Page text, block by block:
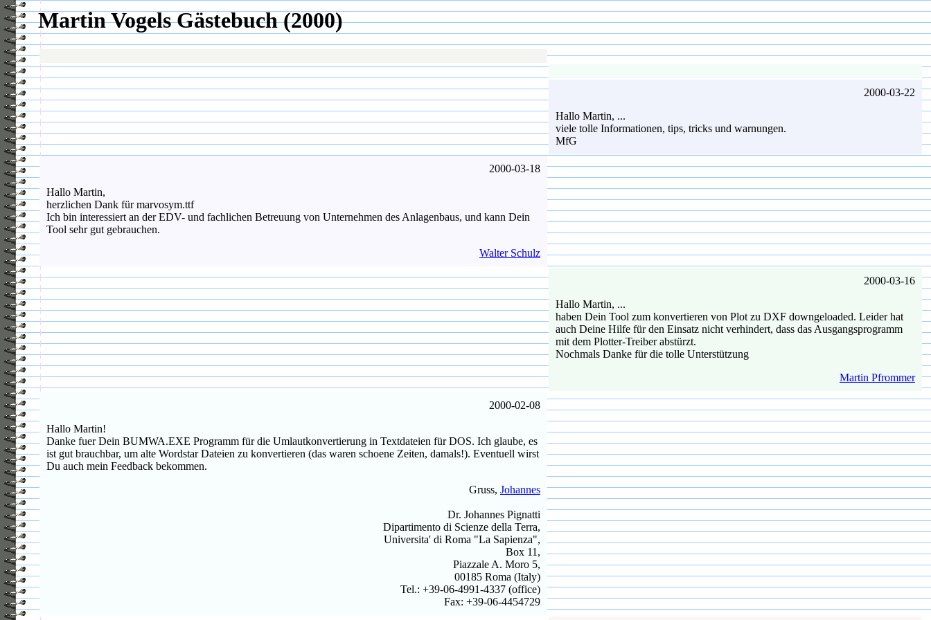
Martin Vogels Gästebuch (2000)
2000-03-22
Hallo Martin, ...
viele tolle Informationen, tips, tricks und warnungen.
MfG
2000-03-18
Hallo Martin,
herzlichen Dank für marvosym.ttf
Ich bin interessiert an der EDV- und fachlichen Betreuung von Unternehmen des Anlagenbaus, und kann Dein
Tool sehr gut gebrauchen.
Walter Schulz
2000-03-16
Hallo Martin, ...
haben Dein Tool zum konvertieren von Plot zu DXF downgeloaded. Leider hat
auch Deine Hilfe für den Einsatz nicht verhindert, dass das Ausgangsprogramm
mit dem Plotter-Treiber abstürzt.
Nochmals Danke für die tolle Unterstützung
Martin Pfrommer
2000-02-08
Hallo Martin!
Danke fuer Dein BUMWA.EXE Programm für die Umlautkonvertierung in Textdateien für DOS. Ich glaube, es
ist gut brauchbar, um alte Wordstar Dateien zu konvertieren (das waren schoene Zeiten, damals!). Eventuell wirst
Du auch mein Feedback bekommen.
Gruss, Johannes
Dr. Johannes Pignatti
Dipartimento di Scienze della Terra,
Universita' di Roma "La Sapienza",
Box 11,
Piazzale A. Moro 5,
00185 Roma (Italy)
Tel.: +39-06-4991-4337 (office)
Fax: +39-06-4454729